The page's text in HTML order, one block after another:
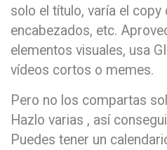
solo el título, varía el
encabezados, etc.
elementos visuales, usa
vídeos cortos o memes.
Pero no los compartas
Hazlo varias , así
Puedes tener un